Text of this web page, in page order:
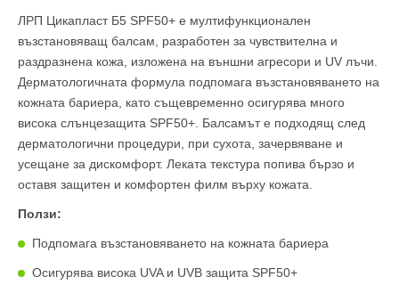
ЛРП Цикапласт Б5 SPF50+ е мултифункционален
възстановяващ балсам, разработен за чувствителна и
раздразнена кожа, изложена на външни агресори и UV лъчи.
Дерматологичната формула подпомага възстановяването на
кожната бариера, като същевременно осигурява много
висока слънцезащита SPF50+. Балсамът е подходящ след
дерматологични процедури, при сухота, зачервяване и
усещане за дискомфорт. Леката текстура попива бързо и
оставя защитен и комфортен филм върху кожата.
Ползи:
Подпомага възстановяването на кожната бариера
Осигурява висока UVA и UVB защита SPF50+